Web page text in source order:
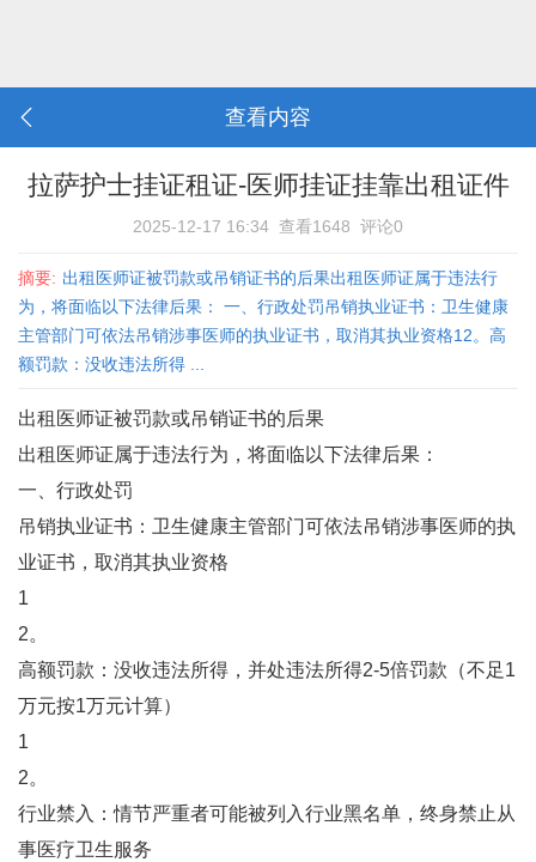
查看内容
拉萨护士挂证租证-医师挂证挂靠出租证件
2025-12-17 16:34 查看1648 评论0
摘要: 出租医师证被罚款或吊销证书的后果出租医师证属于违法行
为，将面临以下法律后果： 一、行政处罚‌吊销执业证书‌：卫生健康
主管部门可依法吊销涉事医师的执业证书，取消其执业资格‌12。‌高
额罚款‌：没收违法所得 ...
出租医师证被罚款或吊销证书的后果
出租医师证属于违法行为，将面临以下法律后果：
一、行政处罚
‌吊销执业证书‌：卫生健康主管部门可依法吊销涉事医师的执
业证书，取消其执业资格‌
1
2。
‌高额罚款‌：没收违法所得，并处违法所得2-5倍罚款（不足1
万元按1万元计算）‌
1
2。
‌行业禁入‌：情节严重者可能被列入行业黑名单，终身禁止从
事医疗卫生服务‌